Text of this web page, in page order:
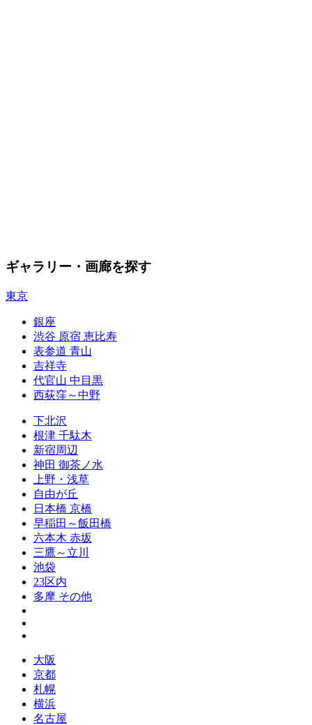
ギャラリー・画廊を探す
東京
銀座
渋谷 原宿 恵比寿
表参道 青山
吉祥寺
代官山 中目黒
西荻窪～中野
下北沢
根津 千駄木
新宿周辺
神田 御茶ノ水
上野・浅草
自由が丘
日本橋 京橋
早稲田～飯田橋
六本木 赤坂
三鷹～立川
池袋
23区内
多摩 その他
大阪
京都
札幌
横浜
名古屋